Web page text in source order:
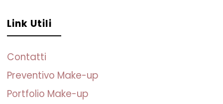
Link Utili
Contatti
Preventivo Make-up
Portfolio Make-up